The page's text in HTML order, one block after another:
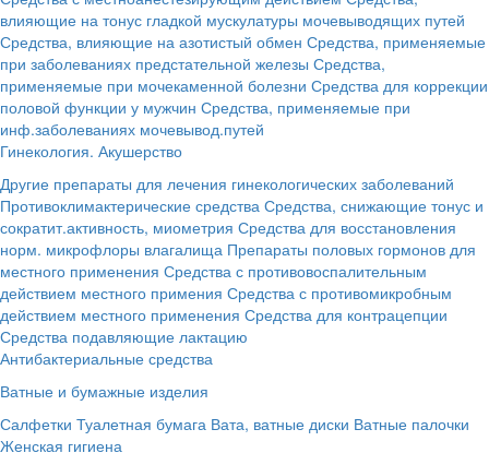
влияющие на тонус гладкой мускулатуры мочевыводящих путей
Средства, влияющие на азотистый обмен Средства, применяемые
при заболеваниях предстательной железы Средства,
применяемые при мочекаменной болезни Средства для коррекции
половой функции у мужчин Средства, применяемые при
инф.заболеваниях мочевывод.путей
Гинекология. Акушерство
Другие препараты для лечения гинекологических заболеваний
Противоклимактерические средства Средства, снижающие тонус и
сократит.активность, миометрия Средства для восстановления
норм. микрофлоры влагалища Препараты половых гормонов для
местного применения Средства с противовоспалительным
действием местного примения Средства с противомикробным
действием местного применения Средства для контрацепции
Средства подавляющие лактацию
Антибактериальные средства
Ватные и бумажные изделия
Салфетки Туалетная бумага Вата, ватные диски Ватные палочки
Женская гигиена